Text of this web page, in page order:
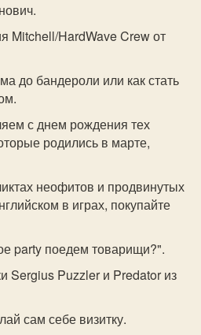
Mitchell/HardWave Crew от
до бандероли или как стать
с днем рождения тех
родились в марте,
неофитов и продвинутых
в играх, покупайте
party поедем товарищи?".
Sergius Puzzler и Predator из
сам себе визитку.